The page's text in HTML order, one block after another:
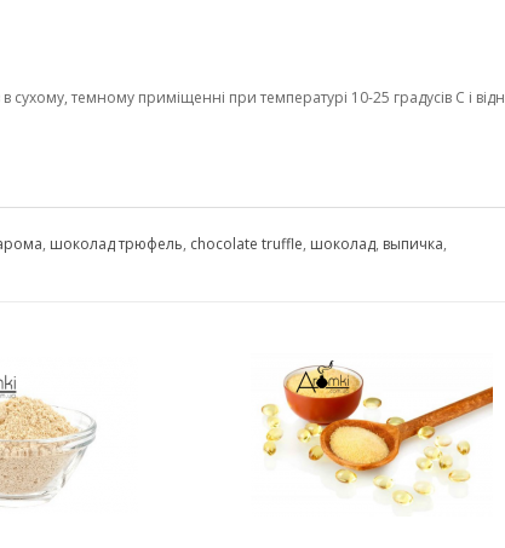
сухому, темному приміщенні при температурі 10-25 градусів С і
, шоколад трюфель, chocolate truffle, шоколад, выпичка,